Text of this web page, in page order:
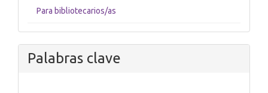
Para bibliotecarios/as
Palabras clave